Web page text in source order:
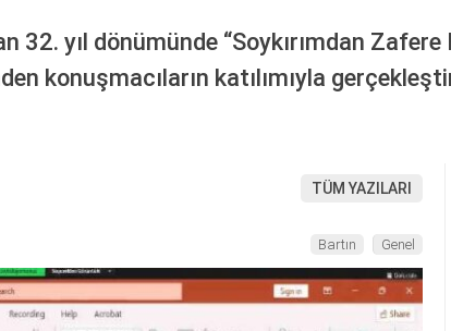
yıl dönümünde “Soykırımdan Zafere
konuşmacıların katılımıyla
TÜM YAZILARI
Bartın Genel